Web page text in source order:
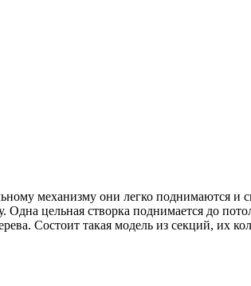
механизму они легко поднимаются и
цельная створка поднимается до
Состоит такая модель из секций, их